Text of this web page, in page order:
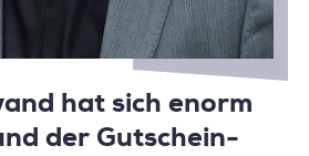
hat sich enorm
der Gutschein-